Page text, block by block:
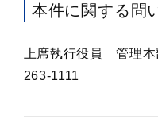
本件に関する問
上席執行役員 管理
263-1111